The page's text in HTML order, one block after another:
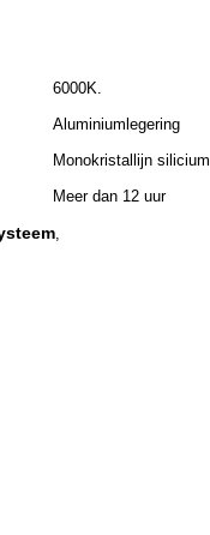
6000K.
Aluminiumlegering
Monokristallijn silicium
Meer dan 12 uur
,